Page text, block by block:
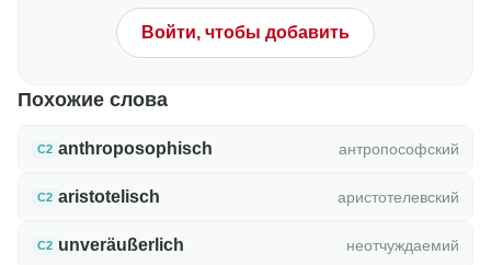
Войти, чтобы добавить
Похожие слова
C2 anthroposophisch антропософский
C2 aristotelisch аристотелевский
C2 unveräußerlich неотчуждаемий